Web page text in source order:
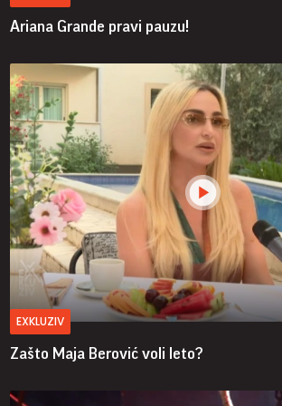
Ariana Grande pravi pauzu!
EXKLUZIV
Zašto Maja Berović voli leto?